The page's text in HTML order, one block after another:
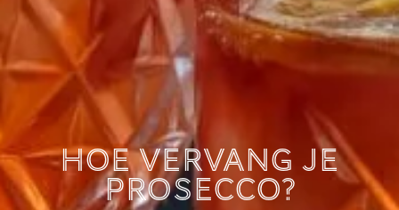
Hoe vervang je
prosecco?